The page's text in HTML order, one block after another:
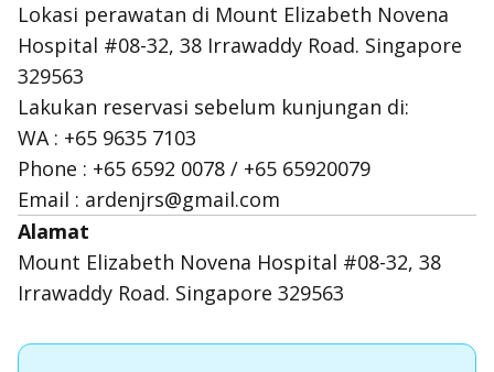
Lokasi perawatan di Mount Elizabeth Novena
Hospital #08-32, 38 Irrawaddy Road. Singapore
329563
Lakukan reservasi sebelum kunjungan di:
WA : +65 9635 7103
Phone : +65 6592 0078 / +65 65920079
Email : ardenjrs@gmail.com
Alamat
Mount Elizabeth Novena Hospital #08-32, 38
Irrawaddy Road. Singapore 329563